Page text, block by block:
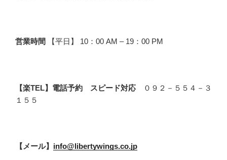
営業時間 【平日】 10：00 AM – 19：00 PM
【楽TEL】電話予約 スピード対応
０９２－５５４－３
１５５
【メール】 info@libertywings.co.jp